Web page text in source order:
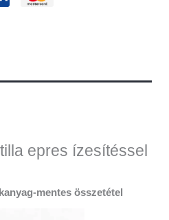
epres ízesítéssel
mentes összetétel